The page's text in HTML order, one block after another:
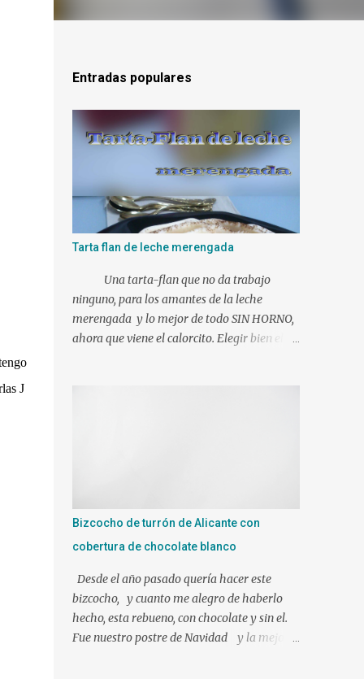
J
Entradas populares
Tarta flan de leche merengada
Una tarta-flan que no da trabajo
ninguno, para los amantes de la leche
merengada y lo mejor de todo SIN HORNO,
ahora que viene el calorcito. Elegir bien el
ingredientes si es posible a temperatura
nuestra mezcla, tuve las láminas de gelatina
en remojo en agua fría. Ponemos en el vaso
de la Thermomix todos los ingredientes y
programamos 10 min. 90º vel. 4 1 min. mas
a 90º y le puse bien escurrida la gelatina.
Bizcocho de turrón de Alicante con
cobertura de chocolate blanco
Desde el año pasado quería hacer este
bizcocho, y cuanto me alegro de haberlo
hecho, esta rebueno, con chocolate y sin el.
Fue nuestro postre de Navidad y la mejor